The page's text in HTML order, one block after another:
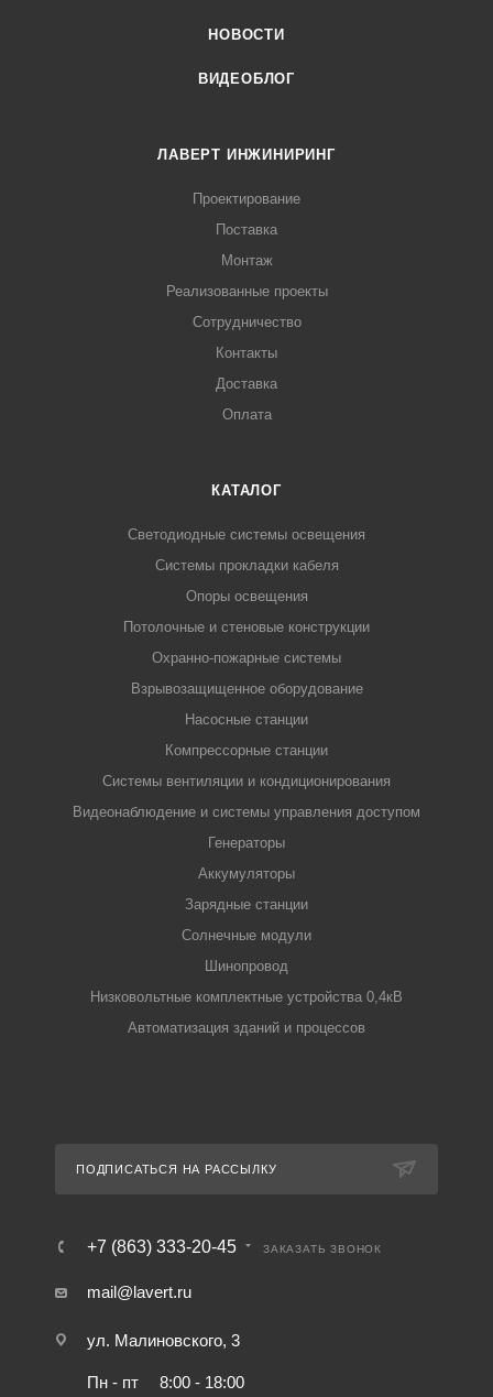
НОВОСТИ
ВИДЕОБЛОГ
ЛАВЕРТ ИНЖИНИРИНГ
Проектирование
Поставка
Монтаж
Реализованные проекты
Сотрудничество
Контакты
Доставка
Оплата
КАТАЛОГ
Светодиодные системы освещения
Системы прокладки кабеля
Опоры освещения
Потолочные и стеновые конструкции
Охранно-пожарные системы
Взрывозащищенное оборудование
Насосные станции
Компрессорные станции
Системы вентиляции и кондиционирования
Видеонаблюдение и системы управления доступом
Генераторы
Аккумуляторы
Зарядные станции
Солнечные модули
Шинопровод
Низковольтные комплектные устройства 0,4кВ
Автоматизация зданий и процессов
ПОДПИСАТЬСЯ НА РАССЫЛКУ
+7 (863) 333-20-45 ЗАКАЗАТЬ ЗВОНОК
mail@lavert.ru
ул. Малиновского, 3
Пн - пт 8:00 - 18:00